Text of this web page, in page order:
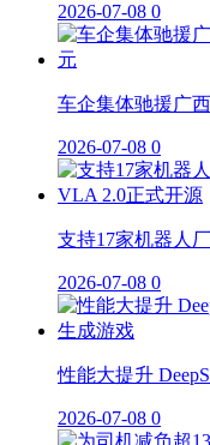
2026-07-08 0
车企集体驰援广
2026-07-08 0
支持17家机器人
2026-07-08 0
性能大提升
2026-07-08 0